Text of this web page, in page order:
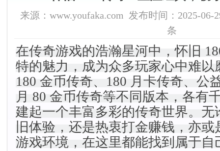
来源：www.youfaka.com 发布时间：2025-06-
条
在传奇游戏的浩瀚星河中，怀旧
特的魅力，成为众多玩家心中难以
180 金币传奇、180 月卡传奇、公
月 80 金币传奇等不同版本，各有
建起一个丰富多彩的传奇世界。无
旧体验，还是热衷打金赚钱，亦
游戏环境，在这里都能找到属于自